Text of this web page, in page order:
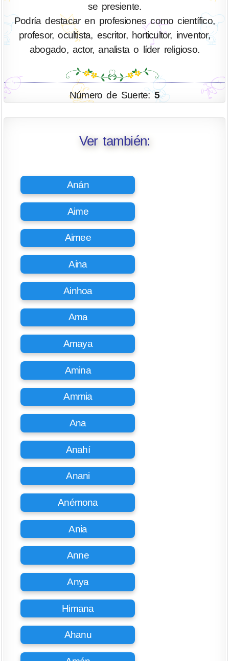
se presiente.
Podría destacar en profesiones como científico,
profesor, ocultista, escritor, horticultor, inventor,
abogado, actor, analista o líder religioso.
Número de Suerte:5
Ver también:
Anán
Aime
Aimee
Aina
Ainhoa
Ama
Amaya
Amina
Ammia
Ana
Anahí
Anani
Anémona
Ania
Anne
Anya
Himana
Ahanu